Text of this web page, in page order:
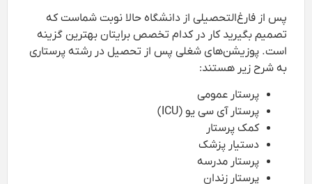
پس از فارغ‌التحصیلی از دانشگاه حالا نوبت شماست که
تصمیم بگیرید کار در کدام تخصص برایتان بهترین گزینه
است. پوزیشن‌های شغلی پس از تحصیل در رشته پرستاری
به شرح زیر هستند:
پرستار عمومی
پرستار آی سی یو (ICU)
کمک پرستار
دستیار پزشک
پرستار مدرسه
پرستار زندان